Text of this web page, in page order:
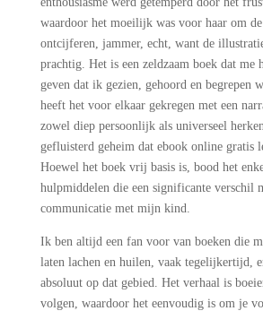
waardoor het moeilijk was voor haar om
ontcijferen, jammer, echt, want de
prachtig. Het is een zeldzaam boek dat me
geven dat ik gezien, gehoord en begrepen
heeft het voor elkaar gekregen met een
zowel diep persoonlijk als universeel
gefluisterd geheim dat ebook online gratis
Hoewel het boek vrij basis is, bood het
hulpmiddelen die een significante verschil
communicatie met mijn kind.
Ik ben altijd een fan voor van boeken die
laten lachen en huilen, vaak tegelijkertijd,
absoluut op dat gebied. Het verhaal is
volgen, waardoor het eenvoudig is om je